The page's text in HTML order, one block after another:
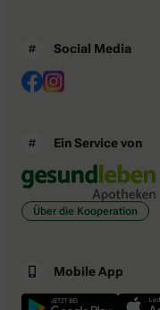
Social Media
Ein Service von
Über die Kooperation
Mobile App